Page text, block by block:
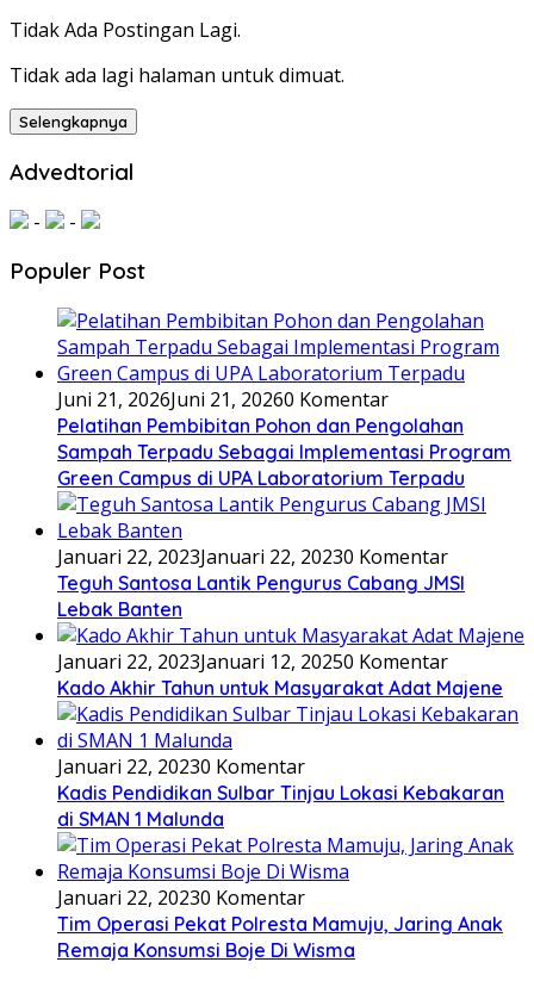
Tidak Ada Postingan Lagi.
Tidak ada lagi halaman untuk dimuat.
Selengkapnya
Advedtorial
- -
Populer Post
Juni 21, 2026Juni 21, 20260 Komentar
Pelatihan Pembibitan Pohon dan Pengolahan
Sampah Terpadu Sebagai Implementasi Program
Green Campus di UPA Laboratorium Terpadu
Januari 22, 2023Januari 22, 20230 Komentar
Teguh Santosa Lantik Pengurus Cabang JMSI
Lebak Banten
Januari 22, 2023Januari 12, 20250 Komentar
Kado Akhir Tahun untuk Masyarakat Adat Majene
Januari 22, 20230 Komentar
Kadis Pendidikan Sulbar Tinjau Lokasi Kebakaran
di SMAN 1 Malunda
Januari 22, 20230 Komentar
Tim Operasi Pekat Polresta Mamuju, Jaring Anak
Remaja Konsumsi Boje Di Wisma